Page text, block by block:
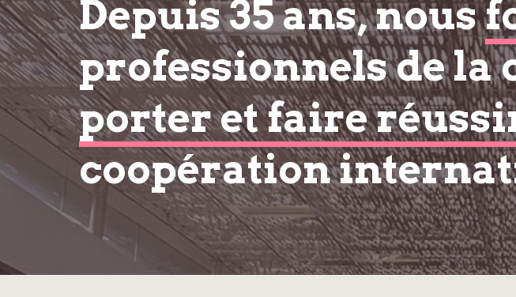
Depuis 35 ans, nous
professionnels de la
porter et faire
coopération